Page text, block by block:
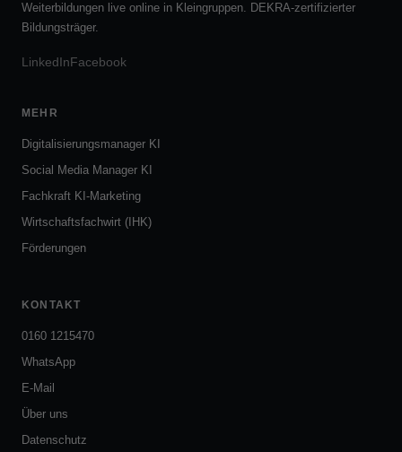
Weiterbildungen live online in Kleingruppen. DEKRA-zertifizierter
Bildungsträger.
LinkedInFacebook
MEHR
Digitalisierungsmanager KI
Social Media Manager KI
Fachkraft KI-Marketing
Wirtschaftsfachwirt (IHK)
Förderungen
KONTAKT
0160 1215470
WhatsApp
E-Mail
Über uns
Datenschutz